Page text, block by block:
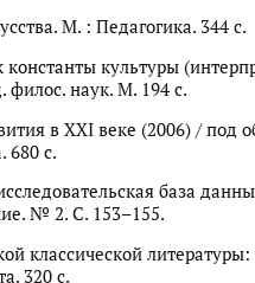
М. : Педагогика. 344 с.
культуры
филос. наук. М. 194 с.
в XXI веке (2006) / под
680 с.
база
№ 2. С. 153–155.
классической
320 с.